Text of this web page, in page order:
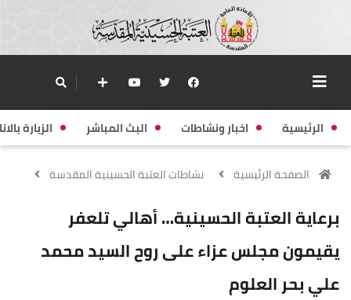
الرئيسية اخبار ونشاطات البث المباشر الزيارة
الصفحة الرئيسية نشاطات العتبة الحسينية المقدسة
برعاية العتبة الحسينية… أهالي تلعفر
يقيمون مجلس عزاء على روح السيد محمد
علي بحر العلوم